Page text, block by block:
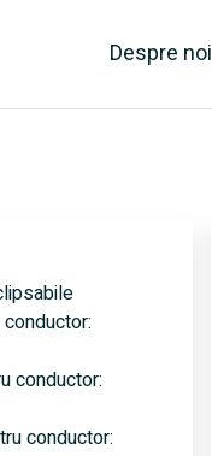
Despre noi
conductor:
conductor: